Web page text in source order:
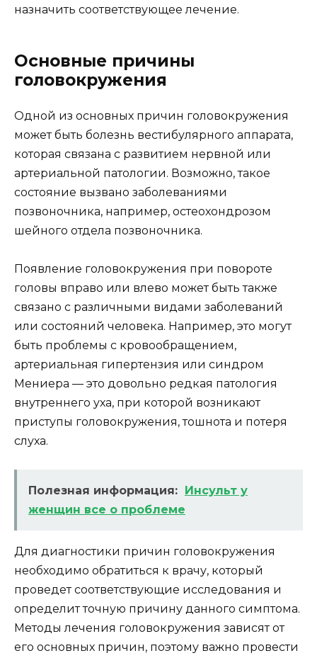
назначить соответствующее лечение.
Основные причины
головокружения
Одной из основных причин головокружения
может быть болезнь вестибулярного аппарата,
которая связана с развитием нервной или
артериальной патологии. Возможно, такое
состояние вызвано заболеваниями
позвоночника, например, остеохондрозом
шейного отдела позвоночника.
Появление головокружения при повороте
головы вправо или влево может быть также
связано с различными видами заболеваний
или состояний человека. Например, это могут
быть проблемы с кровообращением,
артериальная гипертензия или синдром
Мениера — это довольно редкая патология
внутреннего уха, при которой возникают
приступы головокружения, тошнота и потеря
слуха.
Полезная информация: Инсульт у
женщин все о проблеме
Для диагностики причин головокружения
необходимо обратиться к врачу, который
проведет соответствующие исследования и
определит точную причину данного симптома.
Методы лечения головокружения зависят от
его основных причин, поэтому важно провести